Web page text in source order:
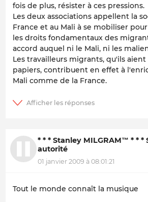
fois de plus, résister à ces pressions.
Les deux associations appellent la
France et au Mali à se mobiliser
les droits fondamentaux des
accord auquel ni le Mali, ni les
Les travailleurs migrants, qu'ils
papiers, contribuent en effet à
Mali comme de la France.
* * * Stanley MILGRAM™ * * *
autorité
01 janvier 2009 à 08:01:21
Tout le monde connaît la musique